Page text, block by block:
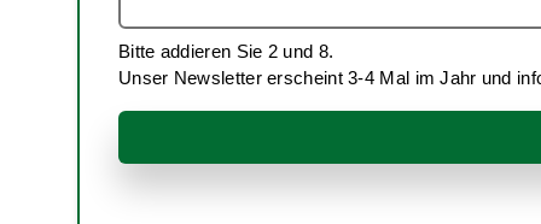
Bitte addieren Sie 2 und 8.
Unser Newsletter erscheint 3-4 Mal im Jahr und
Grundkurs Japanische Holzverbindungen